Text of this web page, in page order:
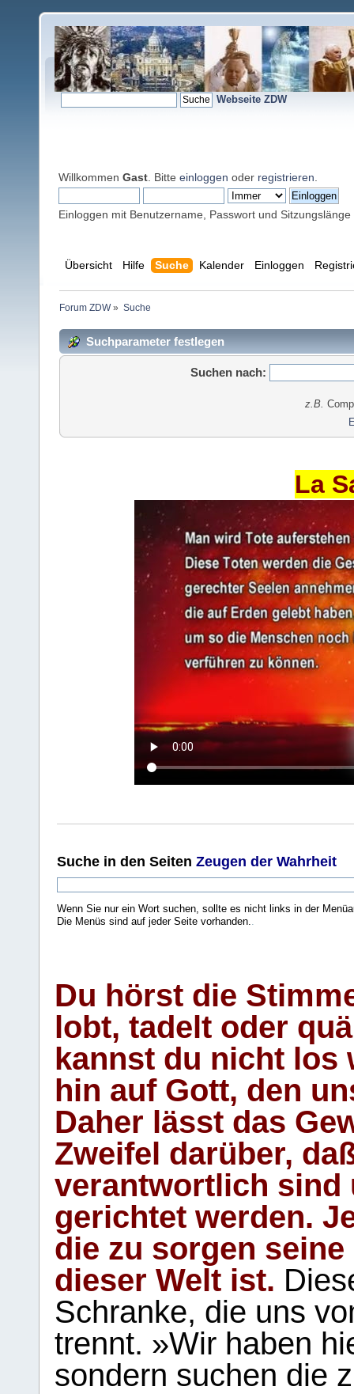
Webseite ZDW
Willkommen Gast . Bitte einloggen oder registrieren
Einloggen mit Benutzername, Passwort und Sitzungslänge
Übersicht Hilfe Suche Kalender Einloggen
Forum ZDW» Suche
Suchparameter festlegen
Suchen nach:
z.B.
La
Suche in den Seiten Zeugen der Wahrheit
Wenn Sie nur ein Wort suchen, sollte es nicht links in der
Die Menüs sind auf jeder Seite vorhanden..
Du hörst die
lobt, tadelt oder
kannst du nicht los
hin auf Gott, den
Daher lässt das
Zweifel darüber,
verantwortlich sind
gerichtet werden.
die zu sorgen
dieser Welt ist.
Schranke, die uns
trennt. »Wir haben
sondern suchen die